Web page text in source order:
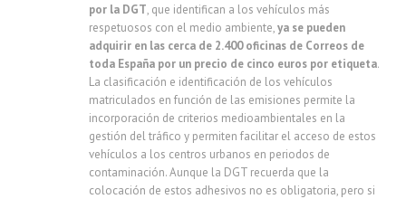
por la DGT, que identifican a los vehículos más
respetuosos con el medio ambiente,ya se pueden
adquirir en las cerca de 2.400 oficinas de Correos de
toda España por un precio de cinco euros por etiqueta.
La clasificación e identificación de los vehículos
matriculados en función de las emisiones permite la
incorporación de criterios medioambientales en la
gestión del tráfico y permiten facilitar el acceso de estos
vehículos a los centros urbanos en periodos de
contaminación. Aunque la DGT recuerda que la
colocación de estos adhesivos no es obligatoria, pero si